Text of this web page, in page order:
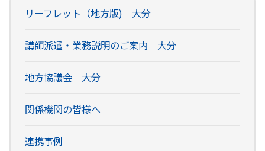
リーフレット（地方版) 大分
講師派遣・業務説明のご案内 大分
地方協議会 大分
関係機関の皆様へ
連携事例